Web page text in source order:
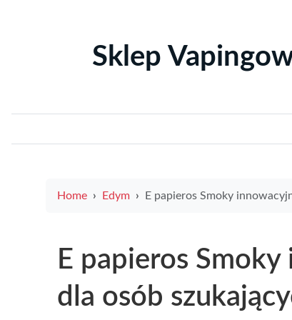
Sklep
Home Edym E papieros Smoky innowacyjne rozwiązanie dla osób szukających alternatywy dla
E papieros
dla osób